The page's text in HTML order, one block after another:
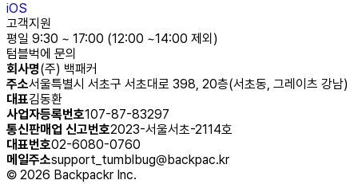
iOS
고객지원
평일 9:30 ~ 17:00 (12:00 ~14:00 제외)
텀블벅에 문의
회사명(주) 백패커
주소서울특별시 서초구 서초대로 398, 20층(서초동, 그레이츠 강남)
대표김동환
사업자등록번호107-87-83297
통신판매업 신고번호2023-서울서초-2114호
대표번호02-6080-0760
메일주소support_tumblbug@backpac.kr
© 2026 Backpackr Inc.